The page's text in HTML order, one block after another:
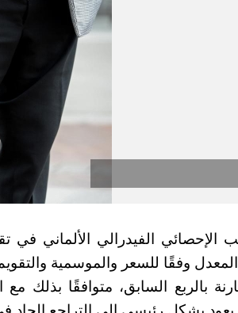
الإحصائي الفيدرالي الألماني في
مقارنة بالربع السابق، متوافقًا بذلك